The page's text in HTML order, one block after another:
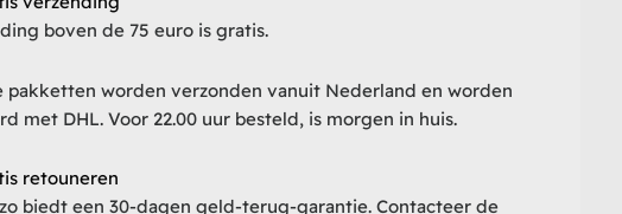
boven de 75 euro is gratis.
pakketten worden verzonden vanuit Nederland en worden
met DHL. Voor 22.00 uur besteld, is morgen in huis.
retouneren
biedt een 30-dagen geld-terug-garantie. Contacteer de